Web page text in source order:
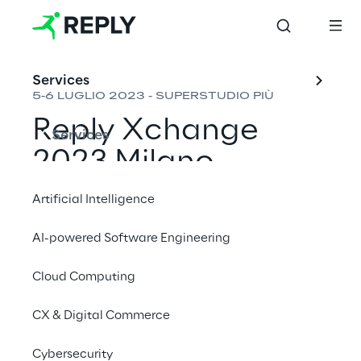
Services
Services
Artificial Intelligence
AI-powered Software Engineering
Cloud Computing
CX & Digital Commerce
Cybersecurity
5-6 LUGLIO 2023 - SUPERSTUDIO PIÙ
Reply Xchange
2023 Milano
al Superstudio Più, situato nel cuore del
giovedì 6 luglio per due giornate all'insegna